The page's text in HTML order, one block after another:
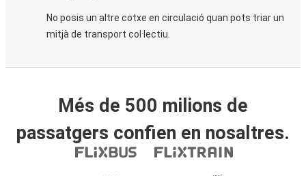
No posis un altre cotxe en circulació quan pots triar un
mitjà de transport col·lectiu.
Més de 500 milions de
passatgers confien en nosaltres.